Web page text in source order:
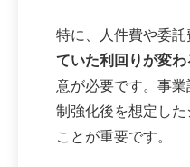
特に、人件費や委託
ていた利回りが変わ
意が必要です。事
制強化後を想定し
ことが重要です。